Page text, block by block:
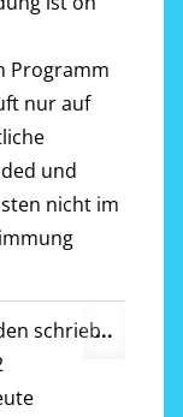
Programm
nur auf
und
nicht im
schrieb...